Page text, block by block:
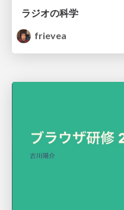
ラジオの科学
frievea